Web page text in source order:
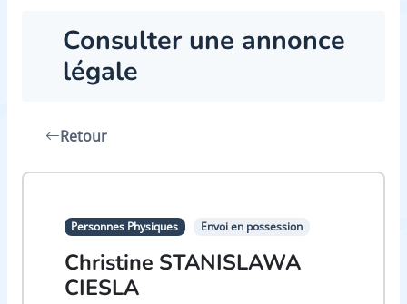
Consulter une annonce
légale
Retour
Personnes Physiques Envoi en possession
Christine STANISLAWA
CIESLA